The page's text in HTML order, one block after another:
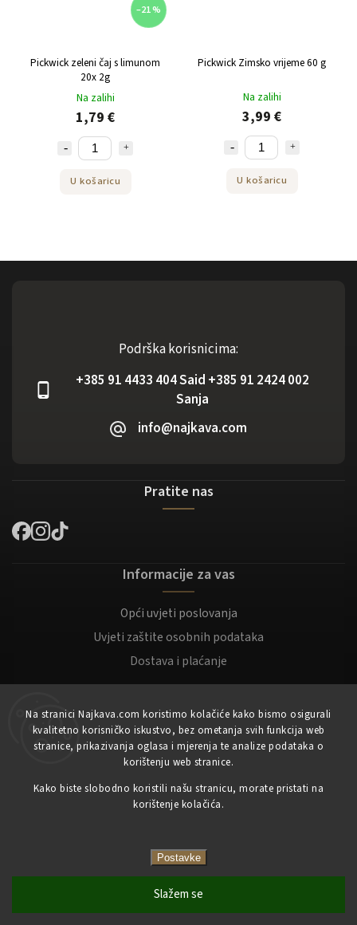
Na stranici Najkava.com koristimo kolačiće kako bismo osigurali
kvalitetno korisničko iskustvo, bez ometanja svih funkcija web
stranice, prikazivanja oglasa i mjerenja te analize podataka o
korištenju web stranice.
Kako biste slobodno koristili našu stranicu, morate pristati na
korištenje kolačića.
Postavke
Slažem se
–21 %
Pickwick zeleni čaj s limunom
20x 2g
Na zalihi
1,79 €
U košaricu
Pickwick Zimsko vrijeme 60 g
Na zalihi
3,99 €
U košaricu
Podrška korisnicima:
+385 91 4433 404 Said +385 91 2424 002
Sanja
info@najkava.com
Pratite nas
Informacije za vas
Opći uvjeti poslovanja
Uvjeti zaštite osobnih podataka
Dostava i plaćanje
Moj račun
Registracija
Prijaviti se
Copyright 2023NajKava.com